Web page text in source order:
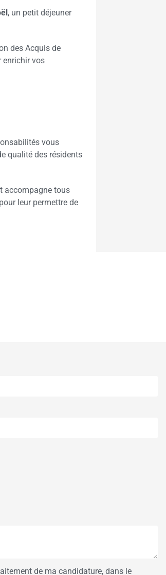
, un petit déjeuner
des Acquis de
enrichir vos
vous
qualité des résidents
accompagne tous
leur permettre de
de ma candidature, dans le